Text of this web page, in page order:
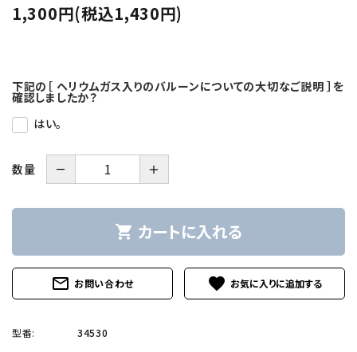
1,300円(税込1,430円)
下記の［ ヘリウムガス入りのバルーンについての大切なご説明 ］を
確認しましたか？
はい。
数量 － ＋
shopping_cart カートに入れる
mail_outline お問い合わせ favorite
型番: 34530